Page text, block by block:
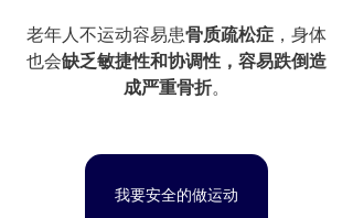
老年人不运动容易患骨质疏松症 ，身体
也会缺乏敏捷性和协调性，容易跌倒造
成严重骨折。
我要安全的做运动